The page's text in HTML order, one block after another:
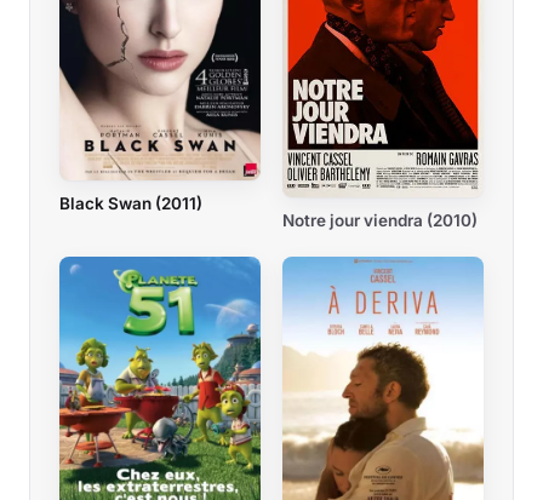
Black Swan (2011)
Notre jour viendra (2010)